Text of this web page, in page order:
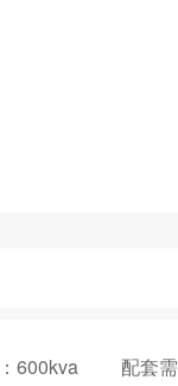
600kva 配套需